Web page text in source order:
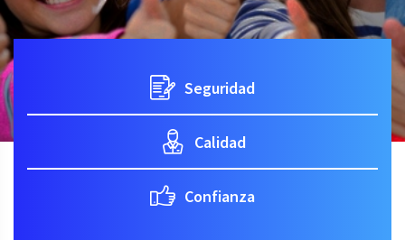
Seguridad
Calidad
Confianza